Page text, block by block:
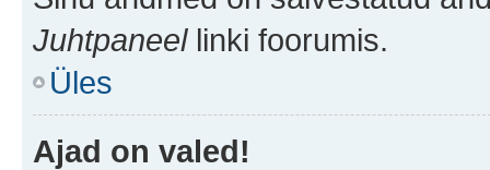
Juhtpaneellinki foorumis.
Üles
Ajad on valed!